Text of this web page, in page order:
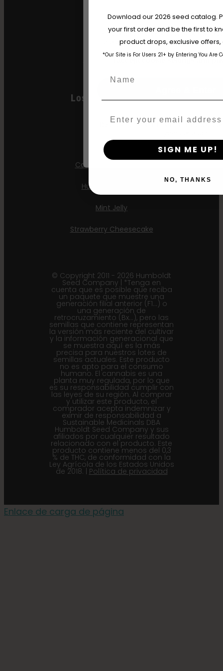
Gelatina Hella
Jelly Donutz
Semillas Stoopid
Los Más Vendidos
All Gas OG
Apple Blossom
California Sour Diesel
Humboldt Dream
Mint Jelly
Strawberry Cheesecake
© Copyright 2011 - 2026 Humboldt
Seed Company | *Tenga en
cuenta que es posible que reciba
un paquete que muestre una
generación filial anterior (F1...) o
una generación de
retrocruzamiento (Bx...), pero las
semillas que contiene representan
la versión más reciente del cultivar
y la información generacional que
se muestra aquí es la más
precisa para nuestros lotes de
semillas actuales. Este producto
no es apto para el consumo
humano. El cannabis es una
planta muy regulada, por lo que
es su responsabilidad cumplir con
las leyes de su región. Al comprar
y utilizar este producto, el
comprador acepta indemnizar y
eximir de responsabilidad a
Sustainable Medicinals DBA
Humboldt Seed Company y sus
afiliados por cualquier resultado
relacionado con el producto. Este
producto contiene menos del 0,3
% de THC, de conformidad con la
Ley Agrícola de los Estados Unidos
de 2018. | Política de privacidad
Enlace de carga de página
Are You Aged 18 Or
The content and products of our
those of legal age.Please see
age_gapI accept cookie settings and
By clicking AGREE & ENTER, you
Download our 2026 seed catalog.
your first order and be the first to
product drops, exclusive
*Our Site is For Users 21+ by Entering You Are
SIGN ME UP!
NO, THANKS